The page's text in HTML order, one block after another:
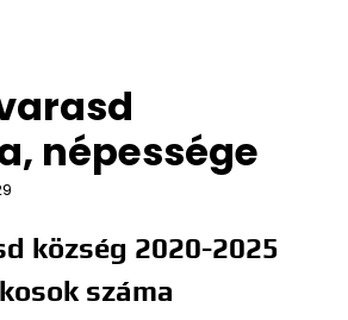
népessége
község 2020-2025
száma